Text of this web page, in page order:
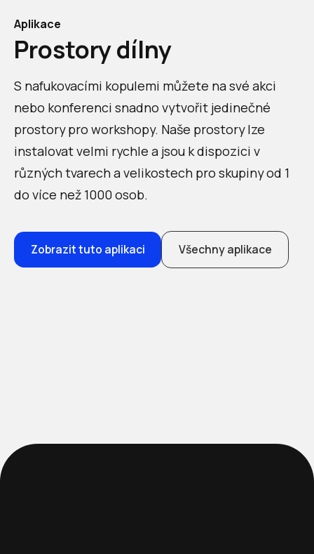
Aplikace
Prostory dílny
S nafukovacími kopulemi můžete na své akci
nebo konferenci snadno vytvořit jedinečné
prostory pro workshopy. Naše prostory lze
instalovat velmi rychle a jsou k dispozici v
různých tvarech a velikostech pro skupiny od 1
do více než 1000 osob.
Zobrazit tuto aplikaci Všechny aplikace